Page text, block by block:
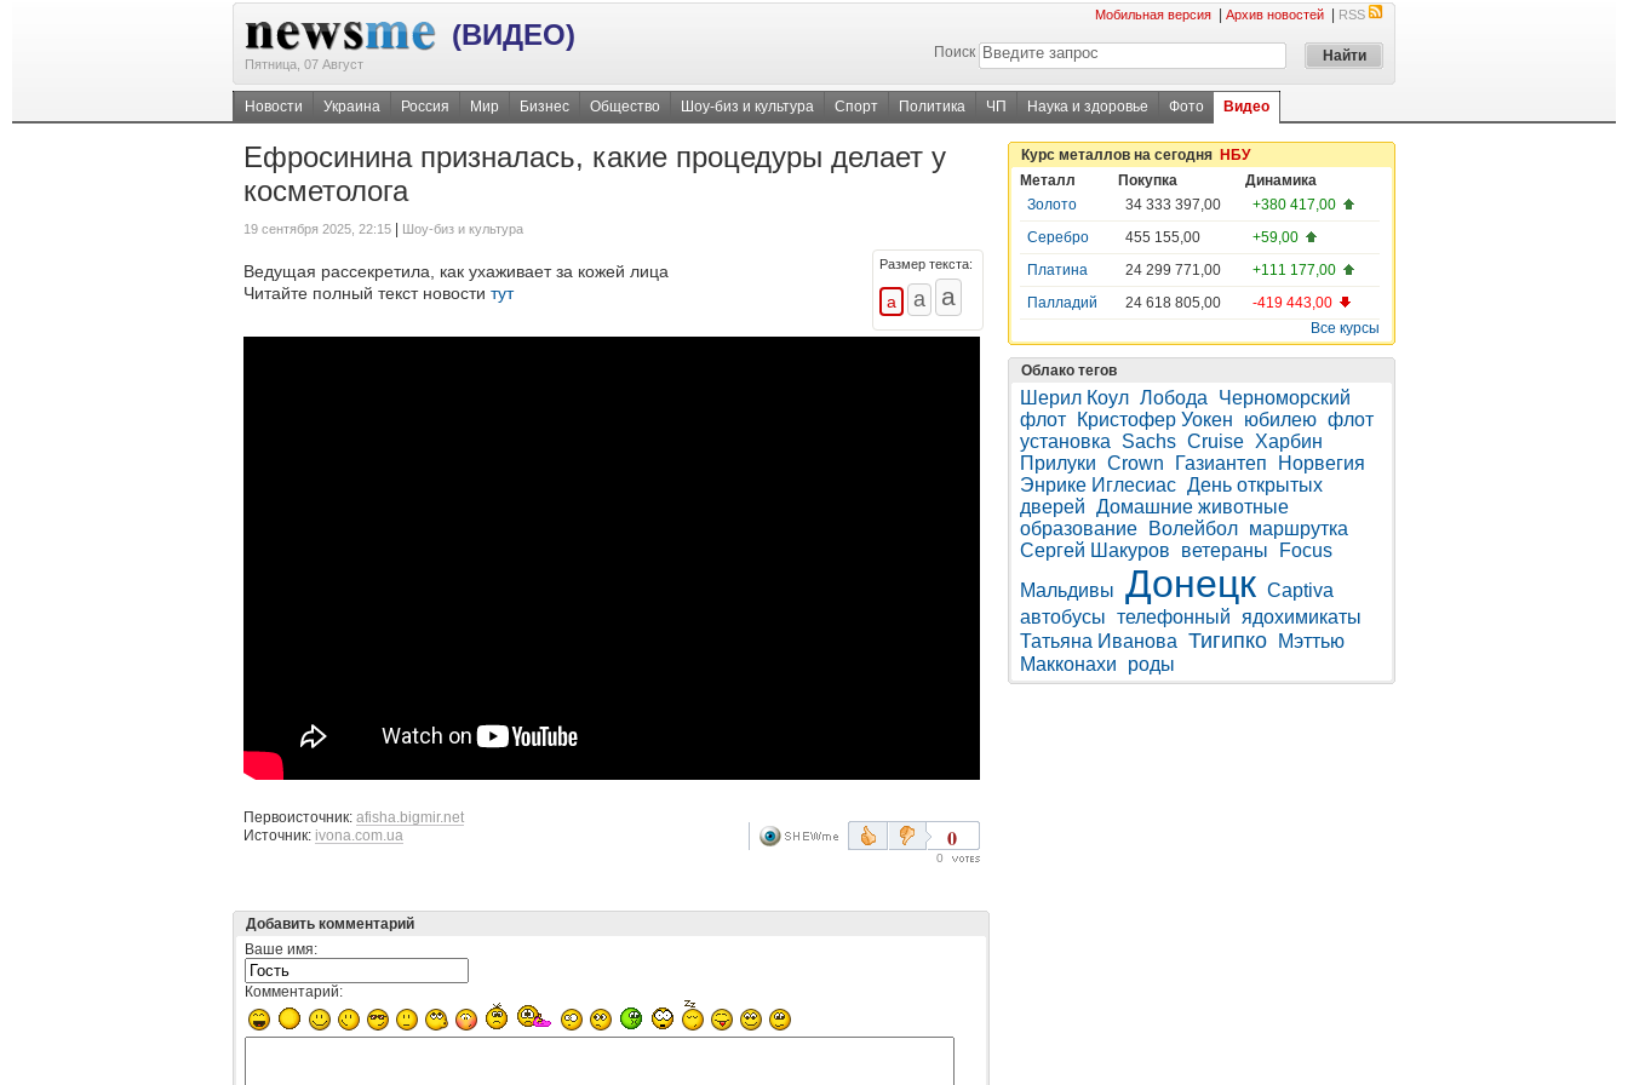
(ВИДЕО)
Пятница, 07 Август
Мобильная версия Архив новостей RSS
Поиск
Новости Украина Россия Мир Бизнес Общество Шоу-биз и культура Спорт Политика ЧП Наука и здоровье Фото Видео
Ефросинина призналась, какие процедуры делает у
косметолога
19 сентября 2025, 22:15 Шоу-биз и культура
Размер текста:
Ведущая рассекретила, как ухаживает за кожей лица
Читайте полный текст новости тут
Первоисточник: afisha.bigmir.net
Источник: ivona.com.ua 0
0
Добавить комментарий
Ваше имя:
Комментарий:
Курс металлов на сегодня НБУ
Металл
Покупка
Динамика
Золото
34 333 397,00
+380 417,00
Серебро
455 155,00
+59,00
Платина
24 299 771,00
+111 177,00
Палладий
24 618 805,00
-419 443,00
Все курсы
Облако тегов
Шерил Коул Лобода
Черноморский
флот
Кристофер Уокен юбилею флот
установка
Sachs Cruise Харбин
Прилуки Crown Газиантеп
Норвегия
Энрике Иглесиас День открытых
дверей Домашние животные
образование
Волейбол маршрутка
Сергей Шакуров
ветераны
Focus
Мальдивы Донецк Captiva
автобусы телефонный
ядохимикаты
Татьяна Иванова Тигипко
Мэттью
Макконахи
роды